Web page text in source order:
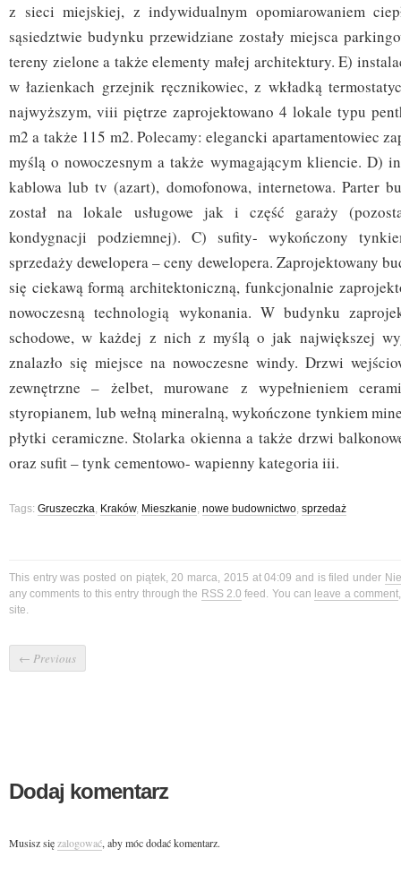
z sieci miejskiej, z indywidualnym opomiarowaniem
sąsiedztwie budynku przewidziane zostały miejsca
tereny zielone a także elementy małej architektury. E)
w łazienkach grzejnik ręcznikowiec, z wkładką
najwyższym, viii piętrze zaprojektowano 4 lokale typu
m2 a także 115 m2. Polecamy: elegancki apartamentowiec
myślą o nowoczesnym a także wymagającym kliencie. D)
kablowa lub tv (azart), domofonowa, internetowa. Parter
został na lokale usługowe jak i część garaży
kondygnacji podziemnej). C) sufity- wykończony
sprzedaży dewelopera – ceny dewelopera. Zaprojektowany
się ciekawą formą architektoniczną, funkcjonalnie
nowoczesną technologią wykonania. W budynku
schodowe, w każdej z nich z myślą o jak największej
znalazło się miejsce na nowoczesne windy. Drzwi
zewnętrzne – żelbet, murowane z wypełnieniem
styropianem, lub wełną mineralną, wykończone tynkiem
płytki ceramiczne. Stolarka okienna a także drzwi
oraz sufit – tynk cementowo- wapienny kategoria iii.
Tags: Gruszeczka, Kraków, Mieszkanie, nowe budownictwo, sprzedaż
This entry was posted on piątek, 20 marca, 2015 at 04:09 and is filed under
any comments to this entry through the RSS 2.0 feed. You can leave a comment
site.
← Previous
Dodaj komentarz
Musisz sięzalogować, aby móc dodać komentarz.